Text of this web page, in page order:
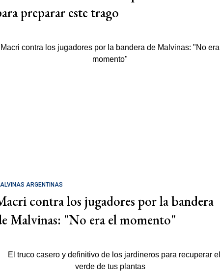
preparar este trago
ARGENTINAS
contra los jugadores por la bandera
Malvinas: "No era el momento"